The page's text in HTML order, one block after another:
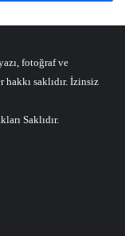
fotoğraf ve
hakkı saklıdır. İzinsiz
Saklıdır.